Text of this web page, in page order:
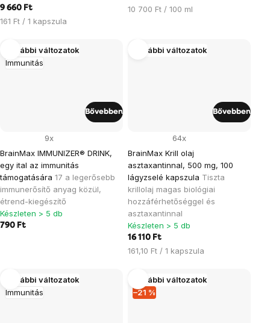
9 660 Ft
Egységár:
161 Ft / 1 kapszula
Egységár:
10 700 Ft / 100 ml
Immunitás
További változatok
BrainMax IMMUNIZER® DRINK,
egy ital az immunitás
támogatására 17 a legerősebb
immunerősítő anyag közül,
étrend-kiegészítő
9x
Készleten > 5 db
790 Ft
Bővebben
További változatok
BrainMax Krill olaj
asztaxantinnal, 500 mg, 100
lágyzselé kapszula Tiszta
krillolaj magas biológiai
hozzáférhetőséggel és
asztaxantinnal
64x
Készleten > 5 db
16 110 Ft
Egységár:
161,10 Ft / 1 kapszula
Bővebben
Immunitás
További változatok
–21 %
További változatok